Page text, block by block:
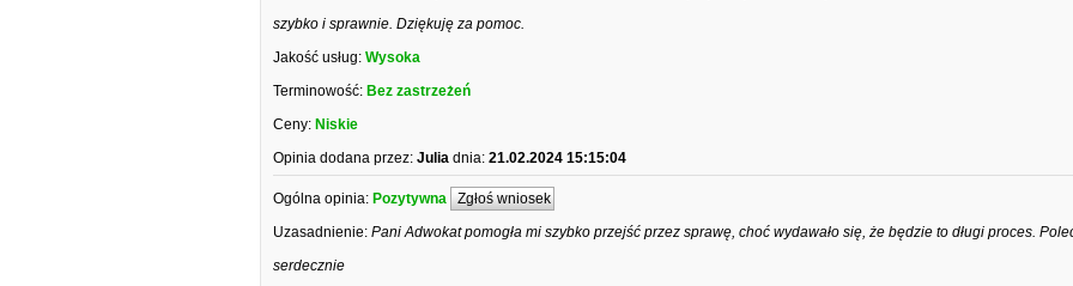
szybko i sprawnie. Dziękuję za pomoc.
Jakość usług: Wysoka
Terminowość: Bez zastrzeżeń
Ceny: Niskie
Opinia dodana przez: Julia dnia: 21.02.2024 15:15:04
Ogólna opinia: Pozytywna Zgłoś wniosek
Uzasadnienie: Pani Adwokat pomogła mi szybko przejść przez sprawę, choć wydawało się, że będzie to długi proces.
serdecznie